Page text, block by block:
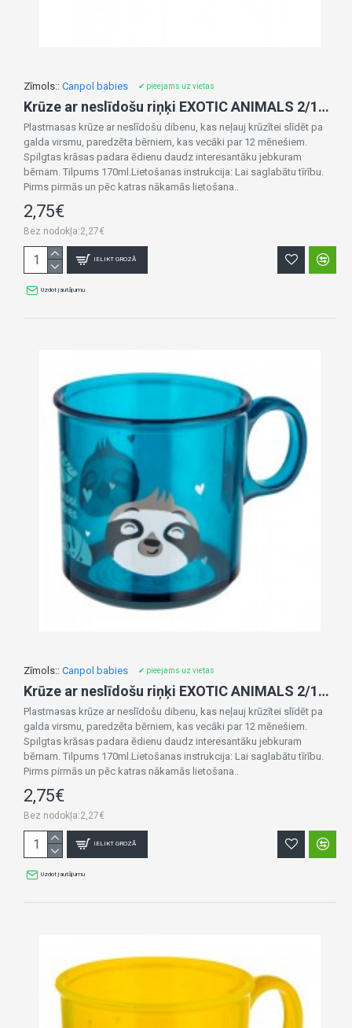
Zīmols:: Canpol babies ✔ pieejams uz vietas
Krūze ar neslīdošu riņķi EXOTIC ANIMALS 2/100 transparent
Plastmasas krūze ar neslīdošu dibenu, kas neļauj krūzītei slīdēt pa
galda virsmu, paredzēta bērniem, kas vecāki par 12 mēnešiem.
Spilgtas krāsas padara ēdienu daudz interesantāku jebkuram
bērnam. Tilpums 170ml.Lietošanas instrukcija: Lai saglabātu tīrību.
Pirms pirmās un pēc katras nākamās lietošana..
2,75€
Bez nodokļa:2,27€
IELIKT GROZĀ
Uzdot jautājumu
Zīmols:: Canpol babies ✔ pieejams uz vietas
Krūze ar neslīdošu riņķi EXOTIC ANIMALS 2/100 turqouise
Plastmasas krūze ar neslīdošu dibenu, kas neļauj krūzītei slīdēt pa
galda virsmu, paredzēta bērniem, kas vecāki par 12 mēnešiem.
Spilgtas krāsas padara ēdienu daudz interesantāku jebkuram
bērnam. Tilpums 170ml.Lietošanas instrukcija: Lai saglabātu tīrību.
Pirms pirmās un pēc katras nākamās lietošana..
2,75€
Bez nodokļa:2,27€
IELIKT GROZĀ
Uzdot jautājumu